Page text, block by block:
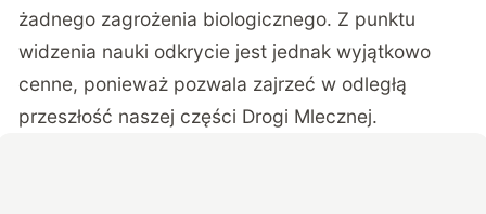
żadnego zagrożenia biologicznego. Z punktu
widzenia nauki odkrycie jest jednak wyjątkowo
cenne, ponieważ pozwala zajrzeć w odległą
przeszłość naszej części Drogi Mlecznej.